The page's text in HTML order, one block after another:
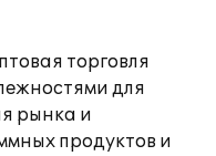
торговля
для
рынка и
продуктов и